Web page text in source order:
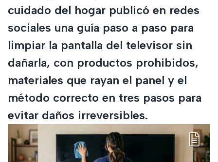
cuidado del hogar publicó en redes
sociales una guía paso a paso para
limpiar la pantalla del televisor sin
dañarla, con productos prohibidos,
materiales que rayan el panel y el
método correcto en tres pasos para
evitar daños irreversibles.